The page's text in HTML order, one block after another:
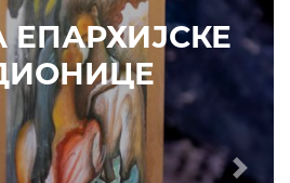
КУПИТЕ
Кратак одговор Жељку
а уствари Епископу